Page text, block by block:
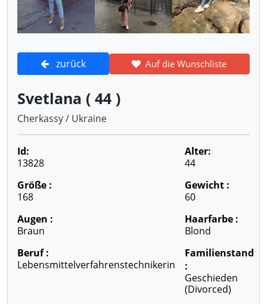
zurück Auf die Wunschliste
Svetlana ( 44 )
Cherkassy / Ukraine
Id:
13828
Alter:
44
Größe :
168
Gewicht :
60
Augen :
Braun
Haarfarbe :
Blond
Beruf :
Lebensmittelverfahrenstechnikerin
Familienstand
:
Geschieden
(divorced)